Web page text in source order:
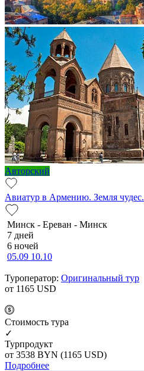
Авторский
Авиатур в Армению. Земля чудес.
Минск - Ереван - Минск
7 дней
6 ночей
05.09 10.10
Туроператор: Оригинальный тур
от 1165 USD
Cтоимость тура
✓
Турпродукт
от 3538 BYN (1165 USD)
Подробнее